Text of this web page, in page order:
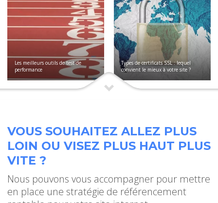
Les meilleurs outils de test de
performance
Types de certificats SSL : lequel
convient le mieux à votre site ?
VOUS SOUHAITEZ ALLEZ PLUS
LOIN OU VISEZ PLUS HAUT PLUS
VITE ?
Nous pouvons vous accompagner pour mettre
en place une stratégie de référencement